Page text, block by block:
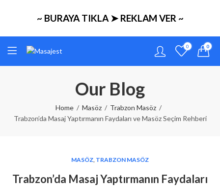
~ BURAYA TIKLA ➤ REKLAM VER ~
0 0
Our Blog
Home Masöz
Trabzon Masöz
Trabzon’da Masaj Yaptırmanın Faydaları ve Masöz Seçim Rehberi
MASÖZ, TRABZON MASÖZ
Trabzon’da Masaj Yaptırmanın Faydaları